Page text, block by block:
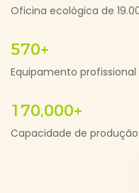
Oficina ecológica de
570+
Equipamento profissional
170,000+
Capacidade de